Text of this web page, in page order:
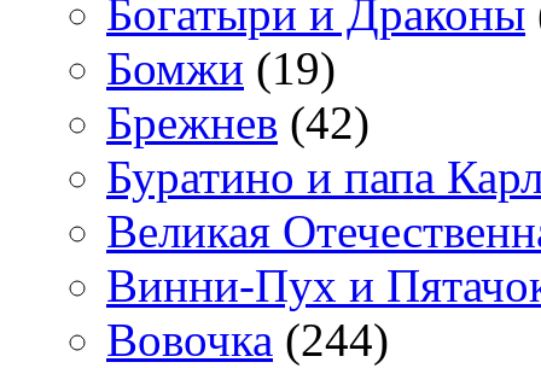
Богатыри и Драконы
Бомжи (19)
Брежнев (42)
Буратино и папа
Великая
Винни-Пух и
Вовочка (244)